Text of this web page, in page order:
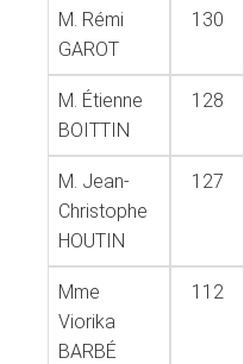
M. Rémi
GAROT
130
M. Étienne
BOITTIN
128
M. Jean-
Christophe
HOUTIN
127
Mme
Viorika
BARBÉ
112